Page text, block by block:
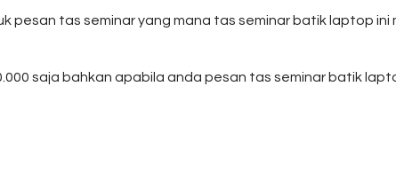
pesan tas seminar yang mana tas seminar batik laptop ini
saja bahkan apabila anda pesan tas seminar batik